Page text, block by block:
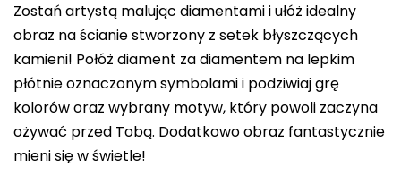
Zostań artystą malując diamentami i ułóż idealny
obraz na ścianie stworzony z setek błyszczących
kamieni! Połóż diament za diamentem na lepkim
płótnie oznaczonym symbolami i podziwiaj grę
kolorów oraz wybrany motyw, który powoli zaczyna
ożywać przed Tobą. Dodatkowo obraz fantastycznie
mieni się w świetle!
na
5
gwiazdek.